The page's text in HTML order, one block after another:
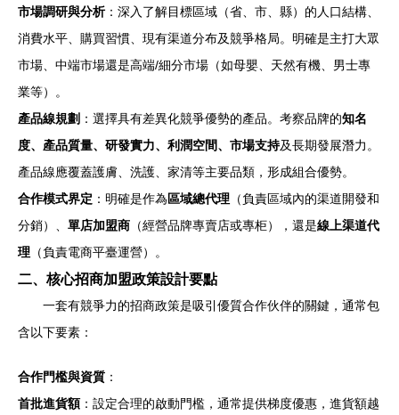
市場調研與分析：深入了解目標區域（省、市、縣）的人口結構、
消費水平、購買習慣、現有渠道分布及競爭格局。明確是主打大眾
市場、中端市場還是高端/細分市場（如母嬰、天然有機、男士專
業等）。
產品線規劃 ：選擇具有差異化競爭優勢的產品。考察品牌的知名
度、產品質量、研發實力、利潤空間、市場支持及長期發展潛力。
產品線應覆蓋護膚、洗護、家清等主要品類，形成組合優勢。
合作模式界定 ：明確是作為區域總代理 （負責區域內的渠道開發和
分銷）、 單店加盟商 （經營品牌專賣店或專柜），還是線上渠道代
理 （負責電商平臺運營）。
二、核心招商加盟政策設計要點
一套有競爭力的招商政策是吸引優質合作伙伴的關鍵，通常包
含以下要素：
合作門檻與資質 ：
首批進貨額：設定合理的啟動門檻，通常提供梯度優惠，進貨額越